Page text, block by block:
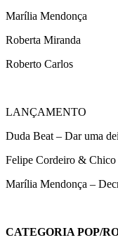
Marília Mendonça
Roberta Miranda
Roberto Carlos
LANÇAMENTO
Duda Beat – Dar uma
Felipe Cordeiro & Chico
Marília Mendonça –
CATEGORIA POP/